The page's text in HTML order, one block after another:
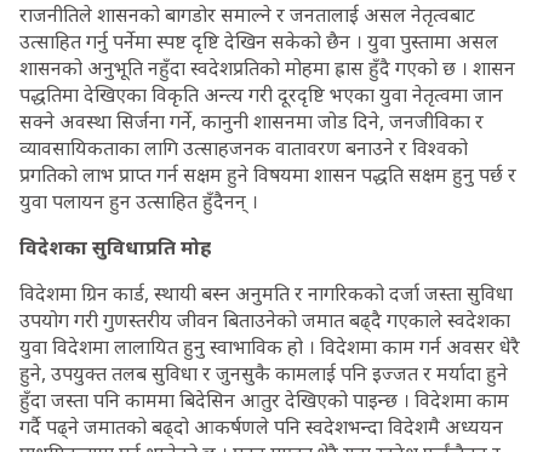
राजनीतिले शासनको बागडोर समाल्ने र जनतालाई असल नेतृत्वबाट
उत्साहित गर्नु पर्नेमा स्पष्ट दृष्टि देखिन सकेको छैन । युवा पुस्तामा असल
शासनको अनुभूति नहुँदा स्वदेशप्रतिको मोहमा ह्रास हुँदै गएको छ । शासन
पद्धतिमा देखिएका विकृति अन्त्य गरी दूरदृष्टि भएका युवा नेतृत्वमा जान
सक्ने अवस्था सिर्जना गर्ने, कानुनी शासनमा जोड दिने, जनजीविका र
व्यावसायिकताका लागि उत्साहजनक वातावरण बनाउने र विश्वको
प्रगतिको लाभ प्राप्त गर्न सक्षम हुने विषयमा शासन पद्धति सक्षम हुनु पर्छ र
युवा पलायन हुन उत्साहित हुँदैनन् ।
विदेशका सुविधाप्रति मोह
विदेशमा ग्रिन कार्ड, स्थायी बस्न अनुमति र नागरिकको दर्जा जस्ता सुविधा
उपयोग गरी गुणस्तरीय जीवन बिताउनेको जमात बढ्दै गएकाले स्वदेशका
युवा विदेशमा लालायित हुनु स्वाभाविक हो । विदेशमा काम गर्न अवसर धेरै
हुने, उपयुक्त तलब सुविधा र जुनसुकै कामलाई पनि इज्जत र मर्यादा हुने
हुँदा जस्ता पनि काममा बिदेसिन आतुर देखिएको पाइन्छ । विदेशमा काम
गर्दै पढ्ने जमातको बढ्दो आकर्षणले पनि स्वदेशभन्दा विदेशमै अध्ययन